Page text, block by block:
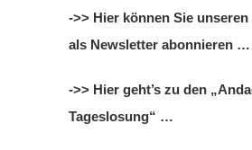
->> Hier können Sie
als Newsletter abonnieren …
->> Hier geht’s zu den
Tageslosung“ …